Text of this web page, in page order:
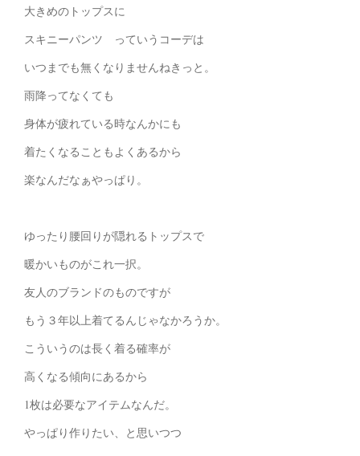
大きめのトップスに
スキニーパンツ っていうコーデは
いつまでも無くなりませんねきっと。
雨降ってなくても
身体が疲れている時なんかにも
着たくなることもよくあるから
楽なんだなぁやっぱり。
ゆったり腰回りが隠れるトップスで
暖かいものがこれ一択。
友人のブランドのものですが
もう３年以上着てるんじゃなかろうか。
こういうのは長く着る確率が
高くなる傾向にあるから
1枚は必要なアイテムなんだ。
やっぱり作りたい、と思いつつ